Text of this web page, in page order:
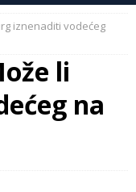
iznenaditi vodećeg
li
na